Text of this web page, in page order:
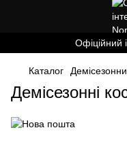
Офіційний
Каталог
Демісезонні